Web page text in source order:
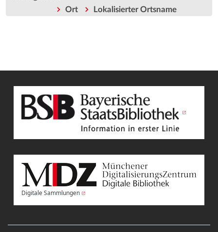
Ort Lokalisierter Ortsname
Digitale Sammlungen